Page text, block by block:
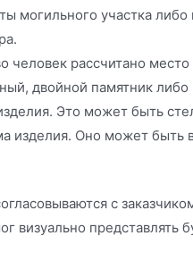
могильного участка
человек рассчитано
двойной памятник
Это может быть
изделия. Оно может быть
с
визуально представлять